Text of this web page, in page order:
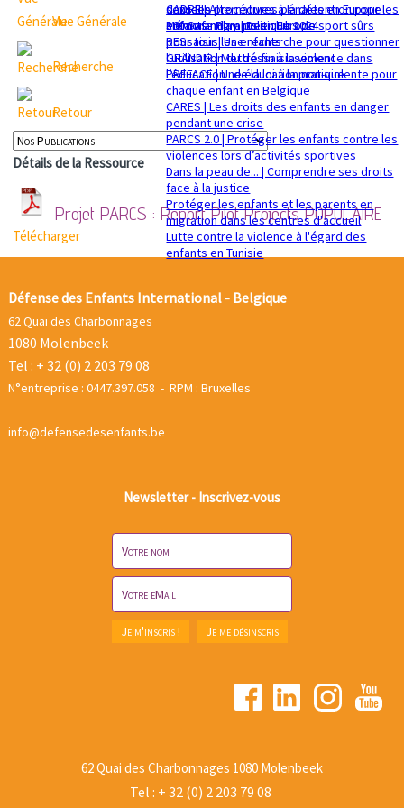
sexuelle
Mémorandum politique 2024
dans les procédures pénales en Europe
360 Safe Play | Des clubs de sport sûrs
pour tous les enfants
GRANDIR | Mettre fin à la violence dans
l’éducation : de la loi à la pratique
CADRE | Alternatives à la détention pour les
enfants migrants en Europe
RESsaisir | Une recherche pour questionner
l'utilisation du déssaisissement
PREFACE | Une éducation non-violente pour
chaque enfant en Belgique
CARES | Les droits des enfants en danger
pendant une crise
PARCS 2.0 | Protéger les enfants contre les
violences lors d’activités sportives
Dans la peau de... | Comprendre ses droits
face à la justice
Protéger les enfants et les parents en
migration dans les centres d'accueil
Lutte contre la violence à l'égard des
enfants en Tunisie
Vue Générale
Recherche
Retour
Détails de la Ressource
Projet PARCS : Report Pilot ProjectsPOPULAIRE
Télécharger
Défense des Enfants International - Belgique
62 Quai des Charbonnages
1080 Molenbeek
Tel : + 32 (0) 2 203 79 08
N°entreprise : 0447.397.058 - RPM : Bruxelles
info@defensedesenfants.be
Newsletter - Inscrivez-vous
62 Quai des Charbonnages 1080 Molenbeek
Tel : + 32 (0) 2 203 79 08